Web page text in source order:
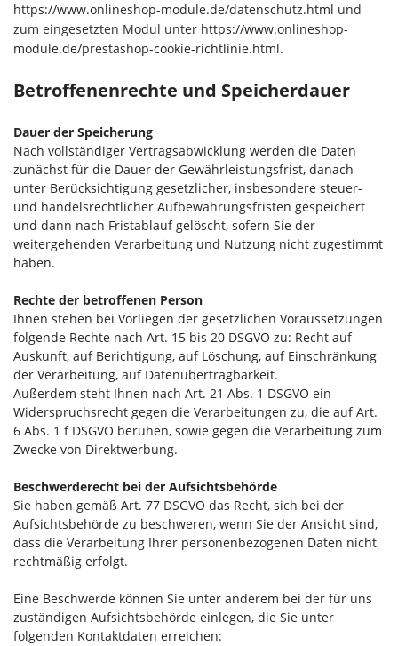
https://www.onlineshop-module.de/datenschutz.html und
zum eingesetzten Modul unter https://www.onlineshop-
module.de/prestashop-cookie-richtlinie.html.
Betroffenenrechte und Speicherdauer
Dauer der Speicherung
Nach vollständiger Vertragsabwicklung werden die Daten
zunächst für die Dauer der Gewährleistungsfrist, danach
unter Berücksichtigung gesetzlicher, insbesondere steuer-
und handelsrechtlicher Aufbewahrungsfristen gespeichert
und dann nach Fristablauf gelöscht, sofern Sie der
weitergehenden Verarbeitung und Nutzung nicht zugestimmt
haben.
Rechte der betroffenen Person
Ihnen stehen bei Vorliegen der gesetzlichen Voraussetzungen
folgende Rechte nach Art. 15 bis 20 DSGVO zu: Recht auf
Auskunft, auf Berichtigung, auf Löschung, auf Einschränkung
der Verarbeitung, auf Datenübertragbarkeit.
Außerdem steht Ihnen nach Art. 21 Abs. 1 DSGVO ein
Widerspruchsrecht gegen die Verarbeitungen zu, die auf Art.
6 Abs. 1 f DSGVO beruhen, sowie gegen die Verarbeitung zum
Zwecke von Direktwerbung.
Beschwerderecht bei der Aufsichtsbehörde
Sie haben gemäß Art. 77 DSGVO das Recht, sich bei der
Aufsichtsbehörde zu beschweren, wenn Sie der Ansicht sind,
dass die Verarbeitung Ihrer personenbezogenen Daten nicht
rechtmäßig erfolgt.
Eine Beschwerde können Sie unter anderem bei der für uns
zuständigen Aufsichtsbehörde einlegen, die Sie unter
folgenden Kontaktdaten erreichen: